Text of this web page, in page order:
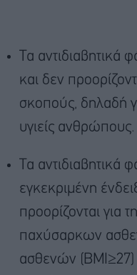
Tα
και δεν
σκοπούς, δηλαδή
υγιείς ανθρώπους.
Τα
εγκεκριμένη
προορίζονται για
παχύσαρκων
ασθενών (ΒΜΙ≥27)